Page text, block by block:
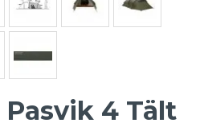
Pasvik 4 Tält